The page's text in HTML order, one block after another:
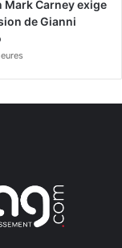
Mark Carney exige
de Gianni